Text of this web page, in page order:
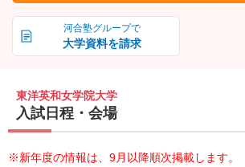
河合塾グループで
大学資料を請求
東洋英和女学院大学
入試日程・会場
※新年度の情報は、9月以降順次掲載します。